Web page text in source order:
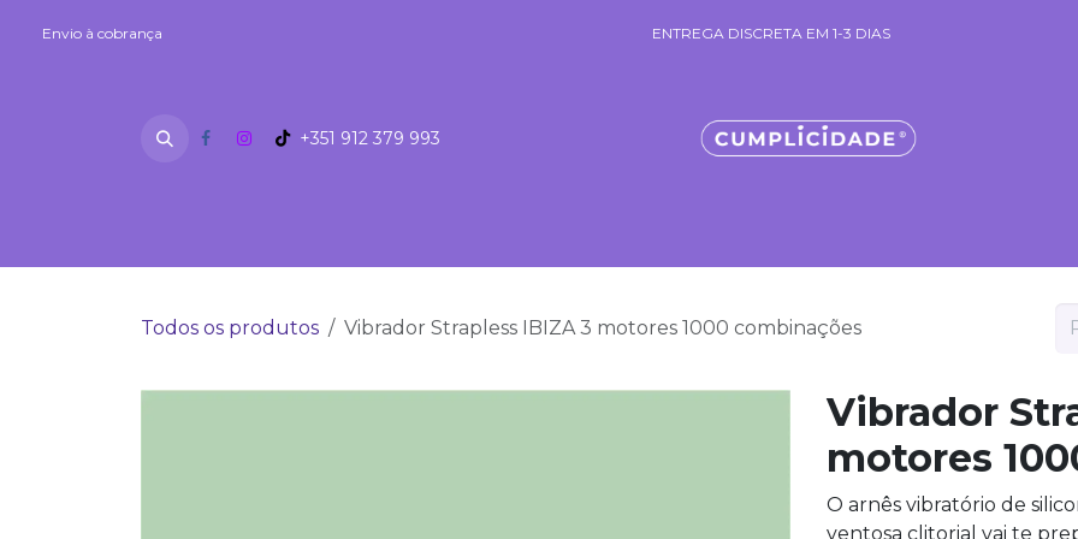
Envio à cobrança ENTREGA DISCRETA EM 1-3 DIAS
+351 912 379 993
Envio à cobrança ENTREGA DISCRETA EM 1-3 DIAS
Todos os produtos Vibrador Strapless IBIZA 3 motores 1000 combinações
Vibrador
motores
O arnês vibratório de
ventosa clitorial vai te